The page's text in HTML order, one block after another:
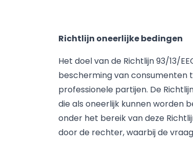
Richtlijn oneerlijke bedingen
Het doel van de Richtlijn 93/13/
bescherming van consumenten
professionele partijen. De
die als oneerlijk kunnen worden
onder het bereik van deze
door de rechter, waarbij de